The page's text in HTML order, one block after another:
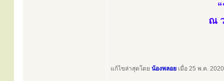
ณ
แก้ไขล่าสุดโดย น้องพลอย เมื่อ 25 พ.ค.